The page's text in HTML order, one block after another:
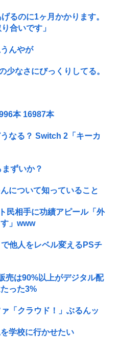
るのに1ヶ月かかります。
合いです」
んやが
少なさにびっくりしてる。
本 16987本
なる？ Switch 2「キーカ
ずいか？
について知っていること
民相手に功績アピール「外
」www
他人をレベル変えるPSチ
売は90%以上がデジタル配
った3%
「クラウド！」ぶるんッ
学校に行かせたい